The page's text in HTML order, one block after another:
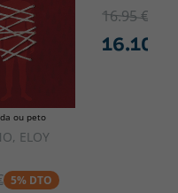
ou peto
ELOY
5% DTO
16.95 €
16.10 €